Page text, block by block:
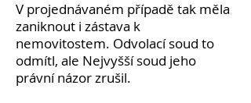
V projednávaném případě tak měla
zaniknout i zástava k
nemovitostem. Odvolací soud to
odmítl, ale Nejvyšší soud jeho
právní názor zrušil.